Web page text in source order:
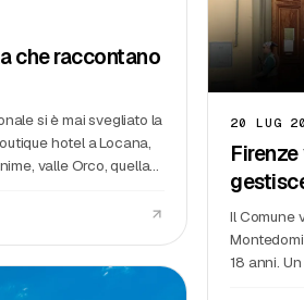
che raccontano
si è mai svegliato la
hotel a Locana,
valle Orco, quella
a
20 LUG
Il Comune
18 anni.